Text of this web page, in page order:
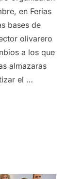
en Ferias
bases de
olivarero
a los que
almazaras
el …
INTERÓLEO